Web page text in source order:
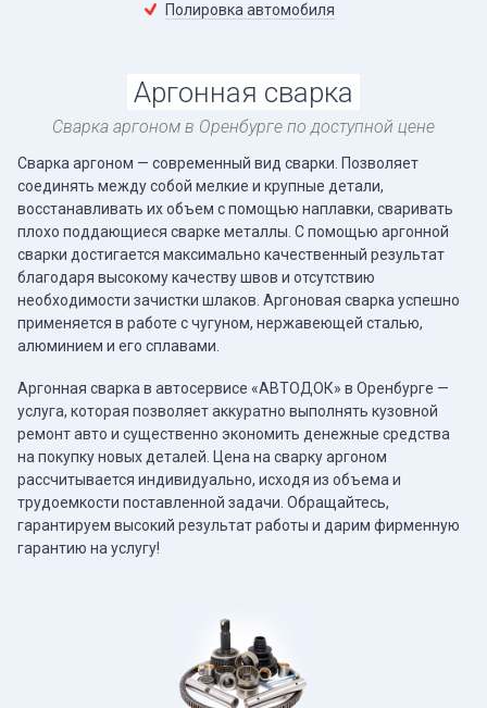
Полировка автомобиля
Аргонная сварка
Сварка аргоном в Оренбурге по доступной цене
Сварка аргоном — современный вид сварки. Позволяет
соединять между собой мелкие и крупные детали,
восстанавливать их объем с помощью наплавки, сваривать
плохо поддающиеся сварке металлы. С помощью аргонной
сварки достигается максимально качественный результат
благодаря высокому качеству швов и отсутствию
необходимости зачистки шлаков. Аргоновая сварка успешно
применяется в работе с чугуном, нержавеющей сталью,
алюминием и его сплавами.
Аргонная сварка в автосервисе «АВТОДОК» в Оренбурге —
услуга, которая позволяет аккуратно выполнять кузовной
ремонт авто и существенно экономить денежные средства
на покупку новых деталей. Цена на сварку аргоном
рассчитывается индивидуально, исходя из объема и
трудоемкости поставленной задачи. Обращайтесь,
гарантируем высокий результат работы и дарим фирменную
гарантию на услугу!